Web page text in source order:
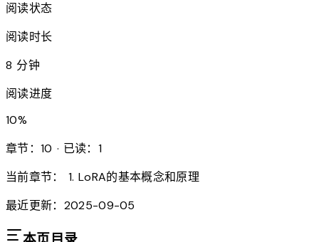
阅读状态
阅读时长
8 分钟
阅读进度
10%
章节：10 · 已读：1
当前章节：
1. LoRA的基本概念和原理
最近更新：2025-09-05